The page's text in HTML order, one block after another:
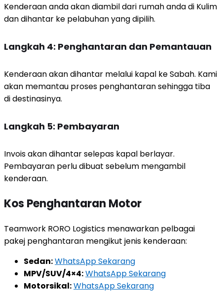
Kenderaan anda akan diambil dari rumah anda di Kulim
dan dihantar ke pelabuhan yang dipilih.
Langkah 4: Penghantaran dan Pemantauan
Kenderaan akan dihantar melalui kapal ke Sabah. Kami
akan memantau proses penghantaran sehingga tiba
di destinasinya.
Langkah 5: Pembayaran
Invois akan dihantar selepas kapal berlayar.
Pembayaran perlu dibuat sebelum mengambil
kenderaan.
Kos Penghantaran Motor
Teamwork RORO Logistics menawarkan pelbagai
pakej penghantaran mengikut jenis kenderaan:
Sedan:WhatsApp Sekarang
MPV/SUV/4×4:WhatsApp Sekarang
Motorsikal:WhatsApp Sekarang